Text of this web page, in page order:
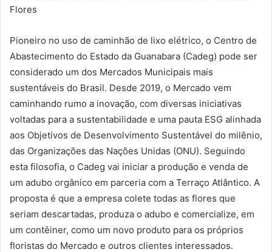
Flores
Pioneiro no uso de caminhão de lixo elétrico, o Centro de
Abastecimento do Estado da Guanabara (Cadeg) pode ser
considerado um dos Mercados Municipais mais
sustentáveis do Brasil. Desde 2019, o Mercado vem
caminhando rumo a inovação, com diversas iniciativas
voltadas para a sustentabilidade e uma pauta ESG alinhada
aos Objetivos de Desenvolvimento Sustentável do milênio,
das Organizações das Nações Unidas (ONU). Seguindo
esta filosofia, o Cadeg vai iniciar a produção e venda de
um adubo orgânico em parceria com a Terraço Atlântico. A
proposta é que a empresa colete todas as flores que
seriam descartadas, produza o adubo e comercialize, em
um contêiner, como um novo produto para os próprios
floristas do Mercado e outros clientes interessados.